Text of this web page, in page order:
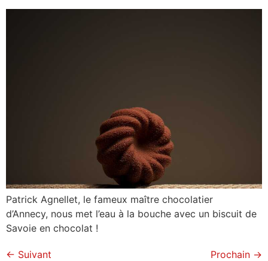
Patrick Agnellet, le fameux maître chocolatier
d’Annecy, nous met l’eau à la bouche avec un biscuit de
Savoie en chocolat !
← Suivant Prochain →